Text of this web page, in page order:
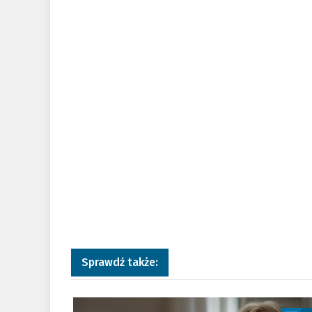
Sprawdź także:
a